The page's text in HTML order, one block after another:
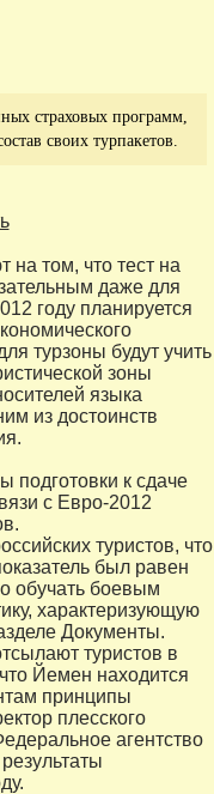
страховых программ,
своих турпакетов.
на том, что тест на
даже для
году планируется
турзоны будут учить
зоны
языка
из достоинств
подготовки к сдаче
с Евро-2012
туристов, что
был равен
обучать боевым
характеризующую
Документы.
туристов в
Йемен находится
принципы
плесского
агентство